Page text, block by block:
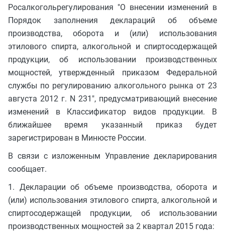
Росалкогольрегулирования "О внесении изменений в
Порядок заполнения деклараций об объеме
производства, оборота и (или) использования
этилового спирта, алкогольной и спиртосодержащей
продукции, об использовании производственных
мощностей, утвержденный приказом Федеральной
службы по регулированию алкогольного рынка от 23
августа 2012 г. N 231", предусматривающий внесение
изменений в Классификатор видов продукции. В
ближайшее время указанный приказ будет
зарегистрирован в Минюсте России.
В связи с изложенным Управление декларирования
сообщает.
1. Декларации об объеме производства, оборота и
(или) использования этилового спирта, алкогольной и
спиртосодержащей продукции, об использовании
производственных мощностей за 2 квартал 2015 года: